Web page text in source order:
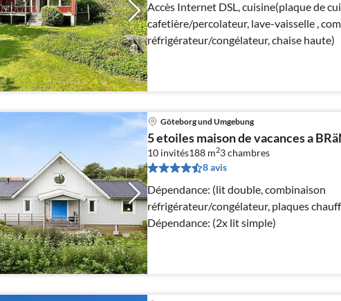
Accès Internet DSL, cuisine(plaque de
cafetière/percolateur, lave-vaisselle ,
réfrigérateur/congélateur, chaise haute)
Göteborg und Umgebung
5 etoiles maison de vacances a
10 invités188 m23chambres
8 avis
Dépendance: (lit double, combinaison
réfrigérateur/congélateur, plaques
Dépendance: (2x lit simple)